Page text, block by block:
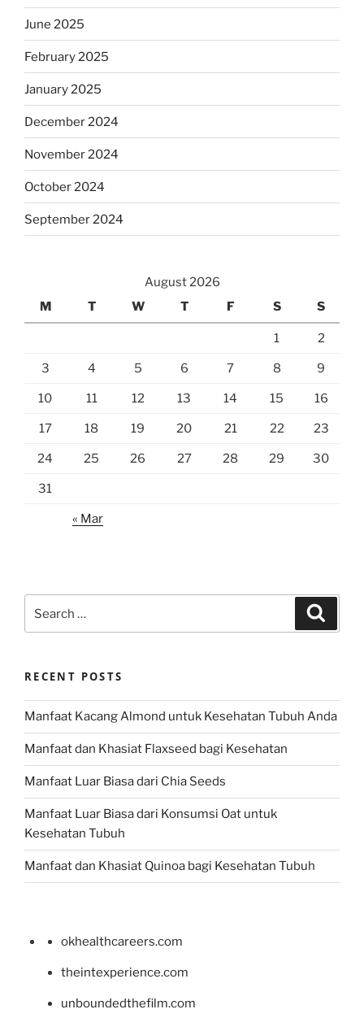
June 2025
February 2025
January 2025
December 2024
November 2024
October 2024
September 2024
August 2026
M
T W T F S S
1 2
3 4 5 6 7 8 9
10 11 12 13 14 15 16
17 18 19 20 21 22 23
24 25 26 27 28 29 30
31
« Mar
for:
RECENT POSTS
Manfaat Kacang Almond untuk Kesehatan Tubuh Anda
Manfaat dan Khasiat Flaxseed bagi Kesehatan
Manfaat Luar Biasa dari Chia Seeds
Manfaat Luar Biasa dari Konsumsi Oat untuk
Kesehatan Tubuh
Manfaat dan Khasiat Quinoa bagi Kesehatan Tubuh
okhealthcareers.com
theintexperience.com
unboundedthefilm.com